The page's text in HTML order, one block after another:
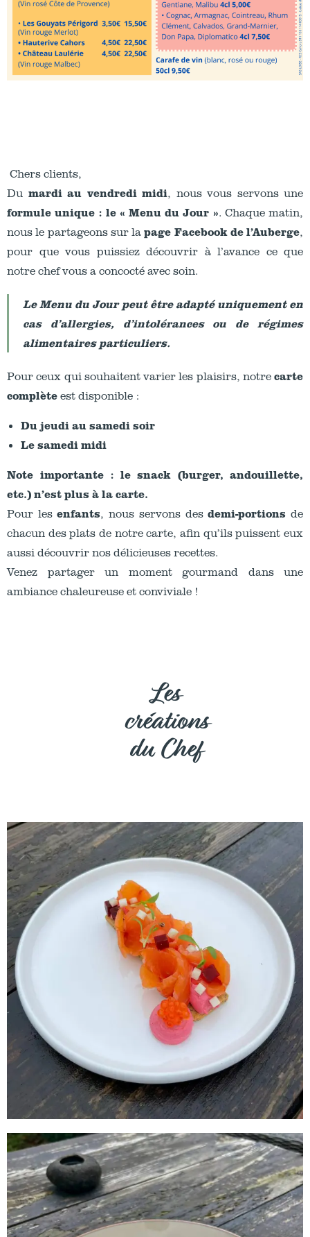
Chers clients,
Du mardi au vendredi midi, nous vous servons une
formule unique : le « Menu du Jour ». Chaque matin,
nous le partageons sur lapage Facebook de l’Auberge,
pour que vous puissiez découvrir à l’avance ce que
notre chef vous a concocté avec soin.
Le Menu du Jour peut être adapté uniquement en
cas d’allergies, d’intolérancesou derégimes
alimentaires particuliers.
Pour ceux qui souhaitent varier les plaisirs, notre carte
complète est disponible :
Du jeudiau samedisoir
Lesamedi midi
Note importante : le snack (burger, andouillette,
etc.) n’est plus à la carte.
Pour lesenfants, nous servons desdemi-portions de
chacun des plats de notre carte, afin qu’ils puissent eux
aussi découvrir nos délicieuses recettes.
Venez partager un moment gourmand dans une
ambiance chaleureuse et conviviale !
Les
créations
du Chef